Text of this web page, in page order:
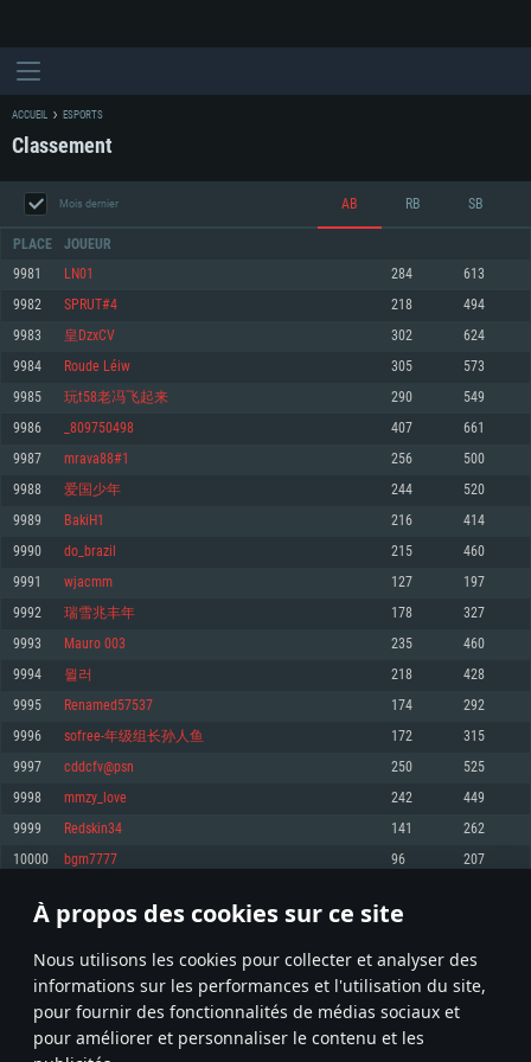
À propos des cookies sur ce site
Nous utilisons les cookies pour collecter et analyser des
informations sur les performances et l'utilisation du site,
pour fournir des fonctionnalités de médias sociaux et
pour améliorer et personnaliser le contenu et les
CONFIGURATION SYSTÈME REQUISE
Minimum
OS: Windows 10 (64 bit)
Processeur: Dual-Core 2.2 GHz
Mémoire: 4 GB
Carte graphique supportant DirectX 11: AMD Radeon 77XX / NVIDIA
GeForce GTX 660. La résolution minimale supportée par le jeu est de 720p
Connection: Connexion Internet à haut débit
Disque dur: 23.1 Go (client minimal)
Recommandée
1060 et plus, Radeon RX 570 et plus.
Disque dur: 75.9 Go (client complet)
Minimum
OS: Mac OS Big Sur 11.0 ou plus récent
Processeur: Core i5, minimum 2.2GHz (Les processeurs Intel Xeon ne sont
pas supportés)
Mémoire: 6 GB
Carte graphique: Intel Iris Pro 5200 (Mac), ou analogue AMD/Nvidia. La
résolution minimale supportée par le jeu est de 720p.
Connection: Connexion Internet à haut débit
Disque dur: 62,2 Go (client minimal)
Recommandée
OS: Mac OS Big Sur 11.0 ou plus récent
Processeur: Core i7 (Les processeurs Intel Xeon ne sont pas supportés)
Mémoire: 8 GB
Carte graphique: Radeon Vega II ou plus avec support de Metal
Disque dur: 62,2 Go (client complet)
Minimum
OS: Les configurations Linux 64 bits les plus modernes
Processeur: Dual-Core 2.4 GHz
Mémoire: 4 GB
Carte graphique: NVIDIA 660 avec les derniers drivers (moins de 6 mois) /
de même pour AMD (La résolution minimale supportée par le jeu est de
720p)
Connection: Connexion Internet à haut débit
Disque dur: 62,2 Go (client minimal)
Recommandée
OS: Ubuntu 20.04 64bit
Processeur: Intel Core i7
Mémoire: 8 GB
Carte graphique: NVIDIA 1060 avec les derniers drivers (moins de 6 mois) /
6 mois et supportant Vulkan
Connection: Connexion Internet à haut débit
Disque dur: 60,2 Go (client complet)
ACCUEIL ESPORTS
Classement
Mois dernier AB RB SB
PLACE JOUEUR
9981 LN01 284 613
9982 SPRUT#4 218 494
9983 皇DzxCV 302 624
9984 Roude Léiw 305 573
9985 玩t58老冯飞起来 290 549
9986 _809750498 407 661
9987 mrava88#1 256 500
9988 爱国少年 244 520
9989 BakiH1 216 414
9990 do_brazil 215 460
9991 wjacmm 127 197
9992 瑞雪兆丰年 178 327
9993 Mauro 003 235 460
9994 뮐러 218 428
9995 Renamed57537 174 292
9996 sofree-年级组长孙人鱼 172 315
9997 cddcfv@psn 250 525
9998 mmzy_love 242 449
9999 Redskin34 141 262
10000 bgm7777 96 207
* Classement mis à jour quotidiennement
499 500 501 600